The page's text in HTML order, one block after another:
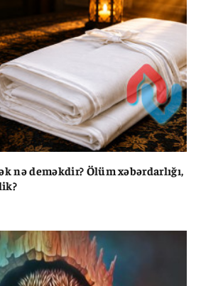
nə deməkdir? Ölüm xəbərdarlığı,